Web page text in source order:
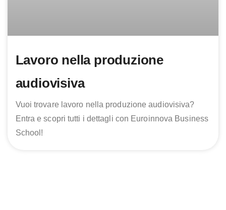
Lavoro nella produzione
audiovisiva
Vuoi trovare lavoro nella produzione audiovisiva?
Entra e scopri tutti i dettagli con Euroinnova Business
School!